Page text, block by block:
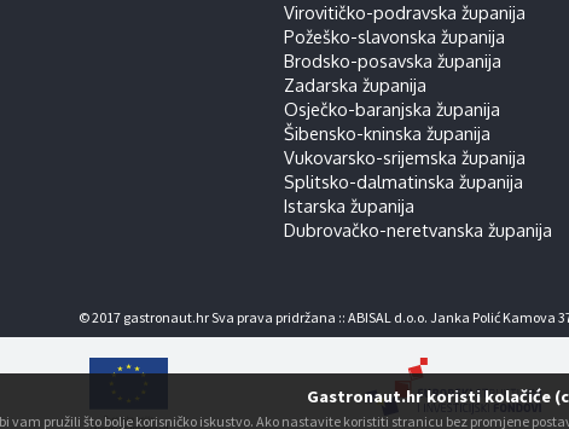
Virovitičko-podravska županija
Požeško-slavonska županija
Brodsko-posavska županija
Zadarska županija
Osječko-baranjska županija
Šibensko-kninska županija
Vukovarsko-srijemska županija
Splitsko-dalmatinska županija
Istarska županija
Dubrovačko-neretvanska županija
© 2017 gastronaut.hr Sva prava pridržana :: ABISAL d.o.o. Janka Polić Kamova
Gastronaut.hr koristi kolačiće
vam pružili što bolje korisničko iskustvo. Ako nastavite koristiti stranicu bez promjene